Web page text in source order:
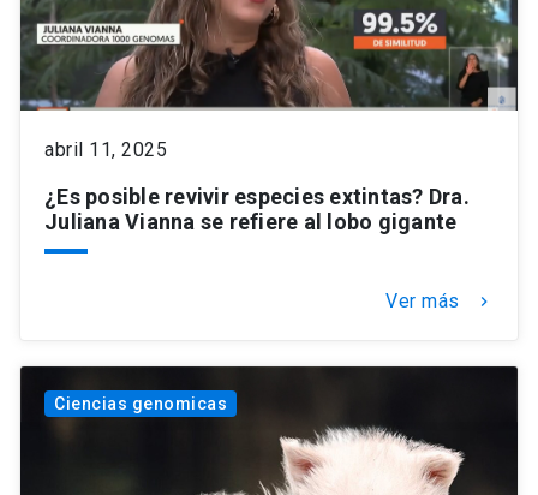
abril 11, 2025
¿Es posible revivir especies extintas? Dra.
Juliana Vianna se refiere al lobo gigante
Ver más keyboard_arrow_right
Ciencias genomicas